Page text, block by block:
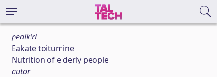
pealkiri
Eakate toitumine
Nutrition of elderly people
autor